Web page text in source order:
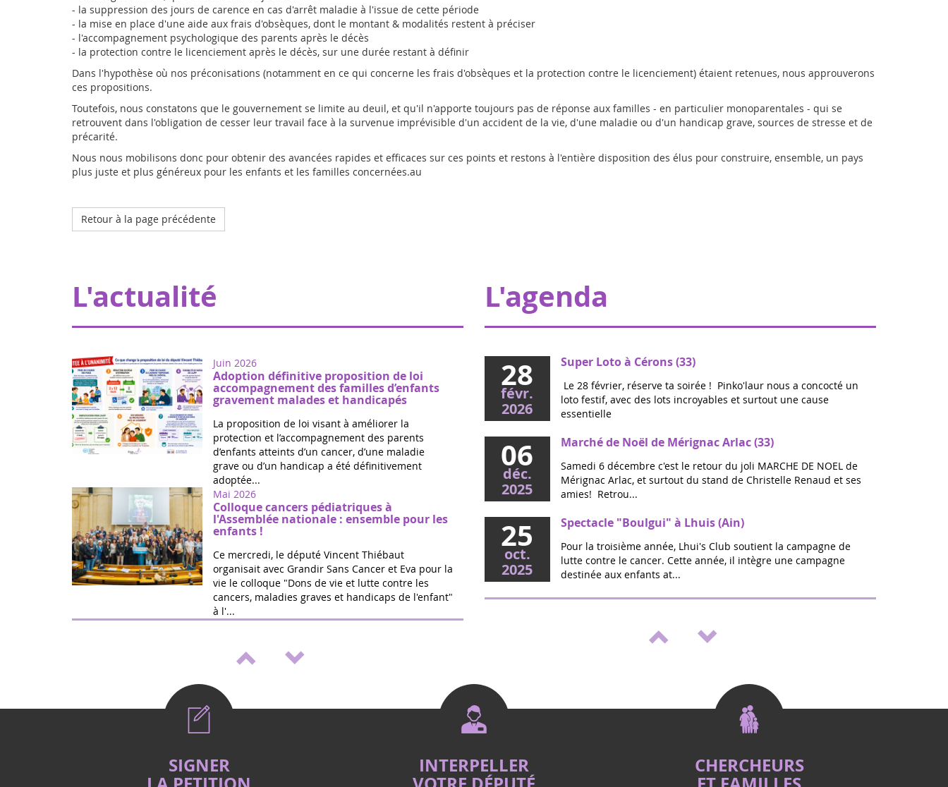
- la suppression des jours de carence en cas d'arrêt maladie à l'issue de cette période
- la mise en place d'une aide aux frais d'obsèques, dont le montant & modalités restent à préciser
- l'accompagnement psychologique des parents après le décès
- la protection contre le licenciement après le décès, sur une durée restant à définir
Dans l'hypothèse où nos préconisations (notamment en ce qui concerne les frais d'obsèques et la protection contre le licenciement) étaient retenues, nous approuverons
ces propositions.
Toutefois, nous constatons que le gouvernement se limite au deuil, et qu'il n'apporte toujours pas de réponse aux familles - en particulier monoparentales - qui se
retrouvent dans l'obligation de cesser leur travail face à la survenue imprévisible d'un accident de la vie, d'une maladie ou d'un handicap grave, sources de stresse et de
précarité.
Nous nous mobilisons donc pour obtenir des avancées rapides et efficaces sur ces points et restons à l'entière disposition des élus pour construire, ensemble, un pays
plus juste et plus généreux pour les enfants et les familles concernées.au
Retour à la page précédente
L'actualité
Juin 2026
Adoption définitive proposition de loi
accompagnement des familles d’enfants
gravement malades et handicapés
La proposition de loi visant à améliorer la
protection et l’accompagnement des parents
d’enfants atteints d’un cancer, d’une maladie
grave ou d’un handicap a été définitivement
adoptée...
Mai 2026
Colloque cancers pédiatriques à
l'Assemblée nationale : ensemble pour les
enfants !
Ce mercredi, le député Vincent Thiébaut
organisait avec Grandir Sans Cancer et Eva pour la
vie le colloque "Dons de vie et lutte contre les
cancers, maladies graves et handicaps de l'enfant"
à l'...
Mai 2026
de loi de Marie Récalde votée
vie et la fédération Grandir Sans Cancer, la
proposition de loi portée par Marie Récalde pour
Vote (2è lecture) PPL de Vincent Thiébaut -
cancers et handicaps de l'enfant
L'agenda
28
févr.
2026
Super Loto à Cérons (33)
Le 28 février, réserve ta soirée ! Pinko'laur nous a concocté un
loto festif, avec des lots incroyables et surtout une cause
essentielle
06
déc.
2025
Marché de Noël de Mérignac Arlac (33)
Samedi 6 décembre c'est le retour du joli MARCHE DE NOEL de
Mérignac Arlac, et surtout du stand de Christelle Renaud et ses
amies! Retrou...
25
oct.
2025
Spectacle "Boulgui" à Lhuis (Ain)
Pour la troisième année, Lhui's Club soutient la campagne de
lutte contre le cancer. Cette année, il intègre une campagne
destinée aux enfants at...
O Source -Salon bien être & Vitalité à St Médard en
Cette année la rentrée sera ZEN : A Saint Médard en jalles,
16sept.
Rassemblement "Septembre en or" à St Médard en
En soutien à la lutte contre les cancers pédiatriques, en
mémoire des enfants comme Eva qui nous ont quittés, un
22
SIGNER INTERPELLER CHERCHEURS